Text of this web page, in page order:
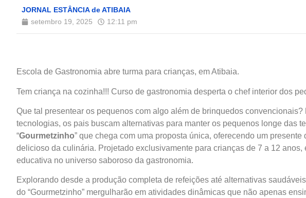
JORNAL ESTÂNCIA de ATIBAIA
setembro 19, 2025
12:11 pm
Escola de Gastronomia abre turma para crianças, em Atibaia.
Tem criança na cozinha!!! Curso de gastronomia desperta o chef interior dos
Que tal presentear os pequenos com algo além de brinquedos
tecnologias, os pais buscam alternativas para manter os pequenos longe das
“Gourmetzinho” que chega com uma proposta única, oferecendo um
delicioso da culinária. Projetado exclusivamente para crianças de 7 a 12
educativa no universo saboroso da gastronomia.
Explorando desde a produção completa de refeições até alternativas
do “Gourmetzinho” mergulharão em atividades dinâmicas que não apenas